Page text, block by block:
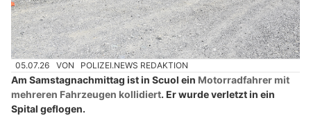
05.07.26 VON POLIZEI.NEWS REDAKTION
Am Samstagnachmittag ist in Scuol ein Motorradfahrer mit
mehreren Fahrzeugen kollidiert. Er wurde verletzt in ein
Spital geflogen.